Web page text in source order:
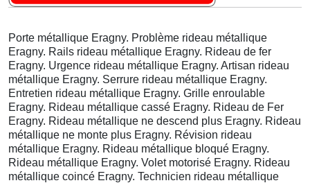
Porte métallique Eragny. Problème rideau métallique
Eragny. Rails rideau métallique Eragny. Rideau de fer
Eragny. Urgence rideau métallique Eragny. Artisan rideau
métallique Eragny. Serrure rideau métallique Eragny.
Entretien rideau métallique Eragny. Grille enroulable
Eragny. Rideau métallique cassé Eragny. Rideau de Fer
Eragny. Rideau métallique ne descend plus Eragny. Rideau
métallique ne monte plus Eragny. Révision rideau
métallique Eragny. Rideau métallique bloqué Eragny.
Rideau métallique Eragny. Volet motorisé Eragny. Rideau
métallique coincé Eragny. Technicien rideau métallique